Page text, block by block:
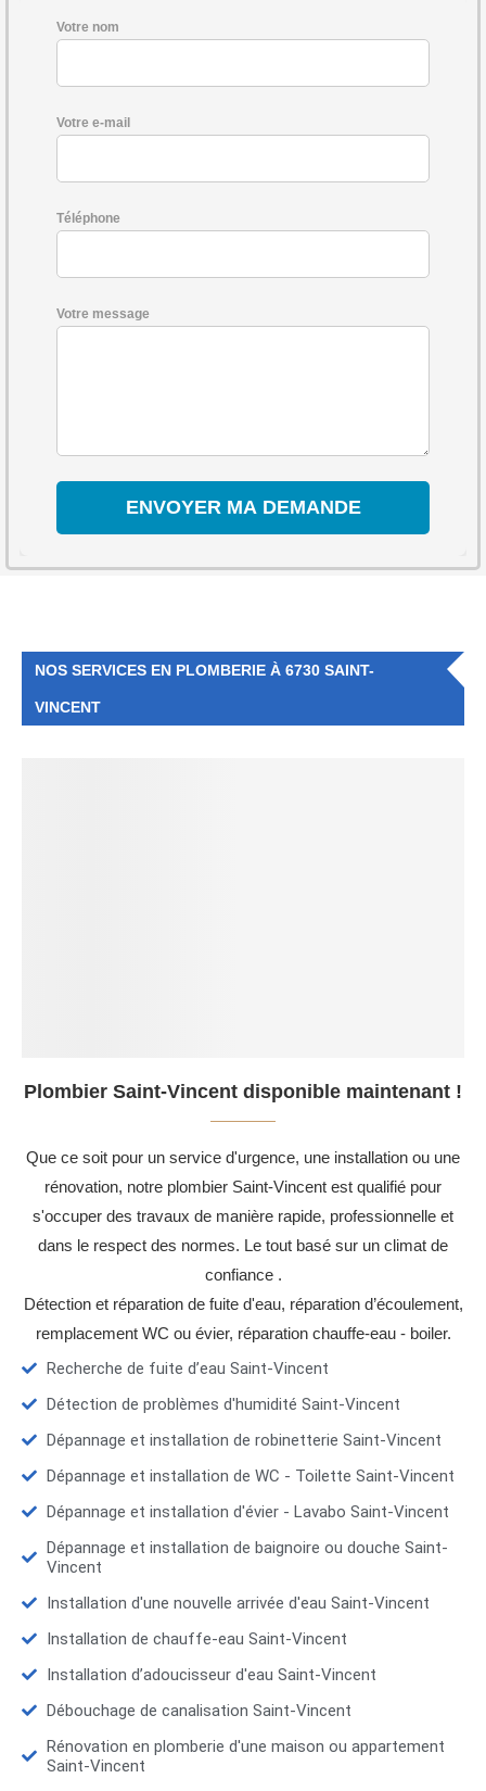
Votre nom
Votre e-mail
Téléphone
Votre message
NOS SERVICES EN PLOMBERIE À 6730 SAINT-
VINCENT
Plombier Saint-Vincent disponible maintenant !
Que ce soit pour un service d'urgence, une installation ou une
rénovation, notre plombier Saint-Vincent est qualifié pour
s'occuper des travaux de manière rapide, professionnelle et
dans le respect des normes. Le tout basé sur un climat de
confiance .
Détection et réparation de fuite d'eau, réparation d’écoulement,
remplacement WC ou évier, réparation chauffe-eau - boiler.
Recherche de fuite d’eau Saint-Vincent
Détection de problèmes d'humidité Saint-Vincent
Dépannage et installation de robinetterie Saint-Vincent
Dépannage et installation de WC - Toilette Saint-Vincent
Dépannage et installation d'évier - Lavabo Saint-Vincent
Dépannage et installation de baignoire ou douche Saint-
Vincent
Installation d'une nouvelle arrivée d'eau Saint-Vincent
Installation de chauffe-eau Saint-Vincent
Installation d’adoucisseur d'eau Saint-Vincent
Débouchage de canalisation Saint-Vincent
Rénovation en plomberie d'une maison ou appartement
Saint-Vincent